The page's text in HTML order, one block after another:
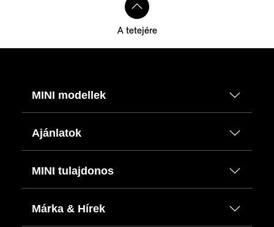
A tetejére
MINI modellek
Ajánlatok
MINI tulajdonos
Márka & Hírek